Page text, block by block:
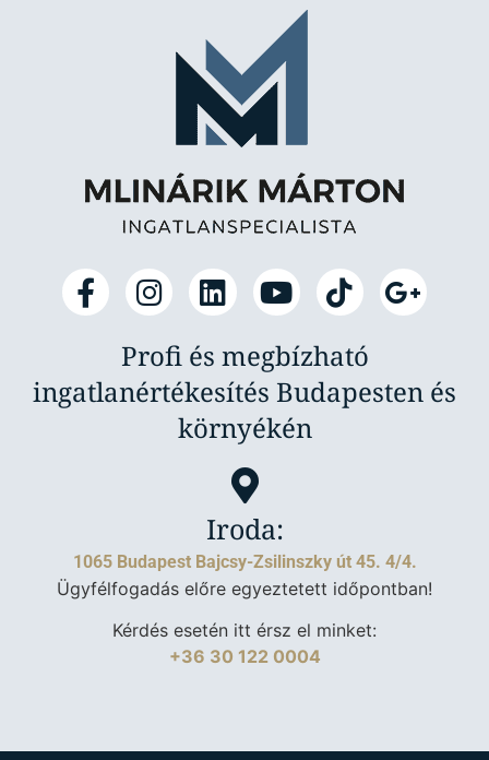
Profi és megbízható
ingatlanértékesítés Budapesten és
környékén
Iroda:
1065 Budapest Bajcsy-Zsilinszky út 45. 4/4.
Ügyfélfogadás előre egyeztetett időpontban!
Kérdés esetén itt érsz el minket:
+36 30 122 0004